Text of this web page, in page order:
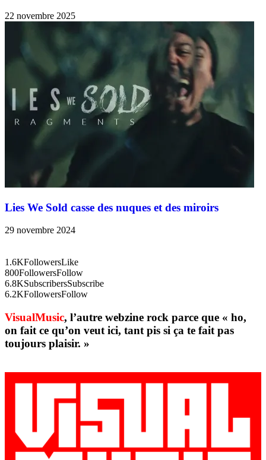
22 novembre 2025
Lies We Sold casse des nuques et des miroirs
29 novembre 2024
1.6KFollowersLike
800FollowersFollow
6.8KSubscribersSubscribe
6.2KFollowersFollow
VisualMusic, l’autre webzine rock parce que « ho,
on fait ce qu’on veut ici, tant pis si ça te fait pas
toujours plaisir. »